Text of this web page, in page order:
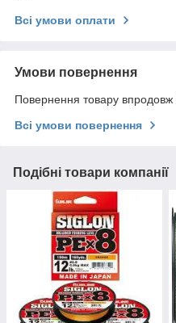
Всі умови оплати
Умови повернення
Повернення товару впродовж
Всі умови повернення
Подібні товари компанії